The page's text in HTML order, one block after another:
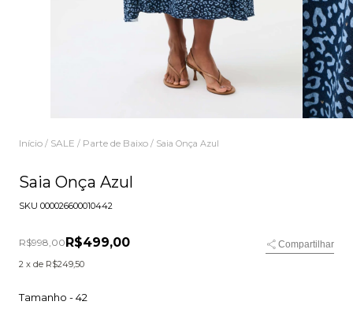
Início / SALE / Parte de Baixo / Saia Onça Azul
Saia Onça Azul
SKU 000026600010442
R$998,00 R$499,00
Compartilhar
2 x de R$249,50
Tamanho -42